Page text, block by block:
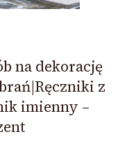
na dekorację
z
imienny –